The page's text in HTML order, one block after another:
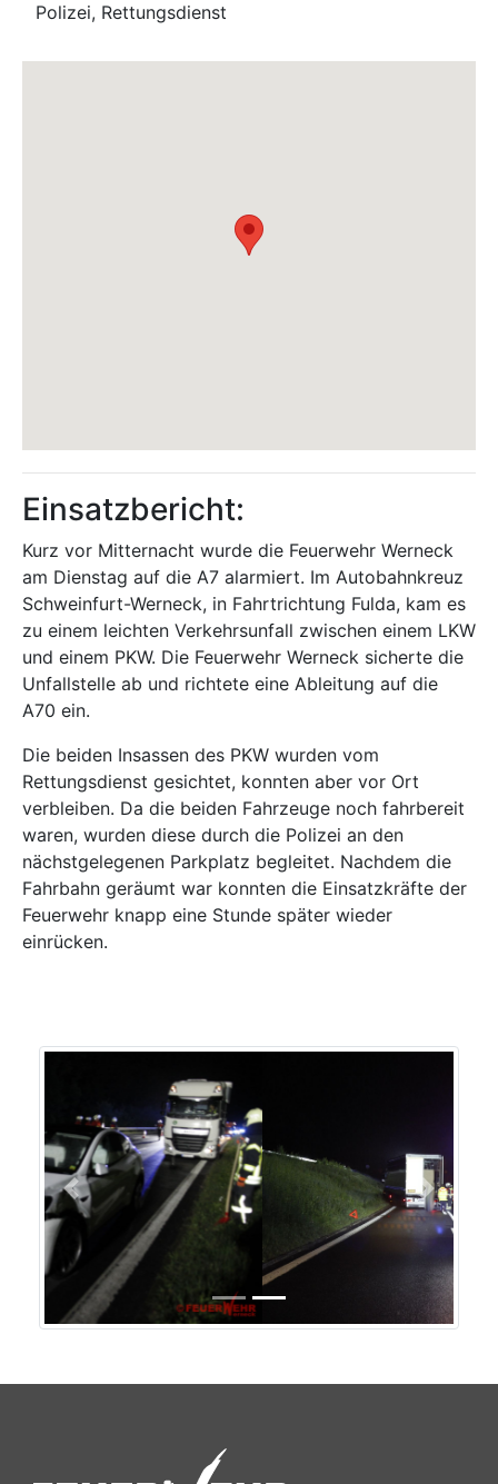
Polizei, Rettungsdienst
Einsatzbericht:
Kurz vor Mitternacht wurde die Feuerwehr Werneck
am Dienstag auf die A7 alarmiert. Im Autobahnkreuz
Schweinfurt-Werneck, in Fahrtrichtung Fulda, kam es
zu einem leichten Verkehrsunfall zwischen einem LKW
und einem PKW. Die Feuerwehr Werneck sicherte die
Unfallstelle ab und richtete eine Ableitung auf die
A70 ein.
Die beiden Insassen des PKW wurden vom
Rettungsdienst gesichtet, konnten aber vor Ort
verbleiben. Da die beiden Fahrzeuge noch fahrbereit
waren, wurden diese durch die Polizei an den
nächstgelegenen Parkplatz begleitet. Nachdem die
Fahrbahn geräumt war konnten die Einsatzkräfte der
Feuerwehr knapp eine Stunde später wieder
einrücken.
Previous Next